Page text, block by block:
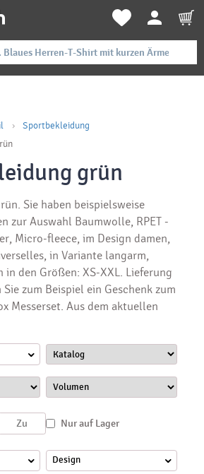
Sportbekleidung
grün
Sie haben beispielsweise
zur Auswahl Baumwolle, RPET -
Micro-fleece, im Design damen,
in Variante langarm,
in den Größen: XS-XXL. Lieferung
zum Beispiel ein Geschenk zum
Messerset. Aus dem aktuellen
Nur auf Lager
Design